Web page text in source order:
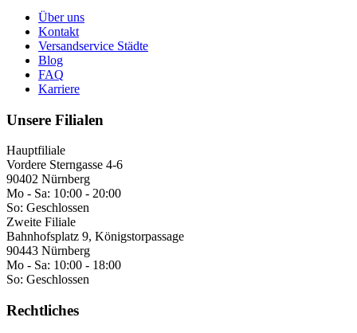
Über uns
Kontakt
Versandservice Städte
Blog
FAQ
Karriere
Unsere Filialen
Hauptfiliale
Vordere Sterngasse 4-6
90402 Nürnberg
Mo - Sa: 10:00 - 20:00
So: Geschlossen
Zweite Filiale
Bahnhofsplatz 9, Königstorpassage
90443 Nürnberg
Mo - Sa: 10:00 - 18:00
So: Geschlossen
Rechtliches